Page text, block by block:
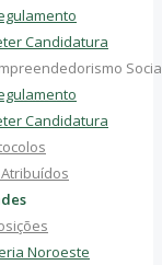
Candidatura
Candidatura
Noroeste